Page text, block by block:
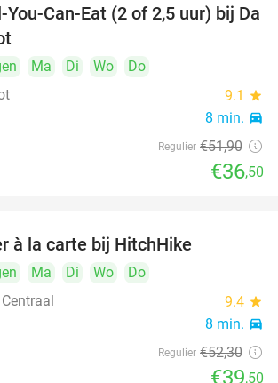
30%
Can-Eat (2 of 2,5 uur) bij Da
Ma Di Wo
Do
9.1 star
8 min. directions_car
Regulier €51,90
€36,50
à la carte bij HitchHike
Ma Di Wo
Do
9.4 star
8 min. directions_car
Regulier €52,30
€39,50